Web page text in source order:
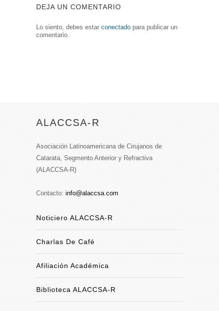
DEJA UN COMENTARIO
Lo siento, debes estar conectado para publicar un
comentario.
ALACCSA-R
Asociación Latinoamericana de Cirujanos de
Catarata, Segmento Anterior y Refractiva
(ALACCSA-R)
Contacto: info@alaccsa.com
Noticiero ALACCSA-R
Charlas De Café
Afiliación Académica
Biblioteca ALACCSA-R